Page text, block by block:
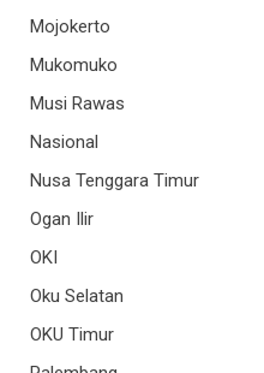
Mojokerto
Mukomuko
Musi Rawas
Nasional
Nusa Tenggara Timur
Ogan Ilir
OKI
Oku Selatan
OKU Timur